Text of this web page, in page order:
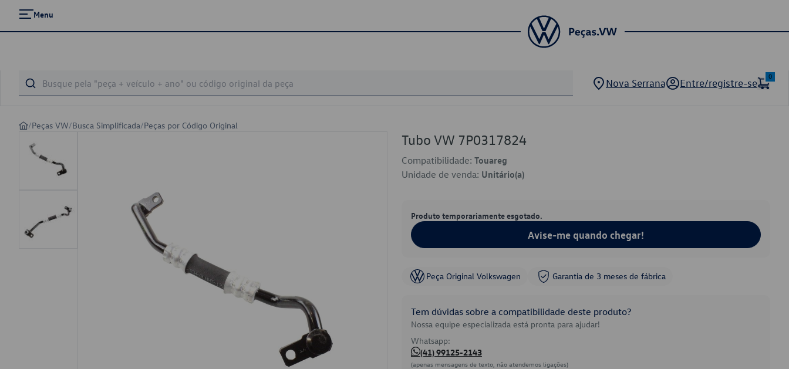
Menu
Nova Serrana Entre/registre-se
0
/Peças VW/Busca Simplificada/Peças por Código Original
Tubo VW 7P0317824
Compatibilidade: Touareg
Unidade de venda: Unitário(a)
Produto temporariamente esgotado.
Avise-me quando chegar!
Peça Original Volkswagen Garantia de 3 meses de fábrica
Tem dúvidas sobre a compatibilidade deste produto?
Nossa equipe especializada está pronta para ajudar!
Whatsapp:
(41) 99125-2143
(apenas mensagens de texto, não atendemos ligações)